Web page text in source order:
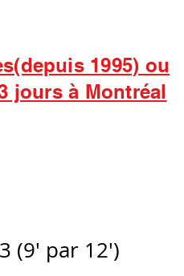
1995) ou
jours à Montréal
(9' par 12')